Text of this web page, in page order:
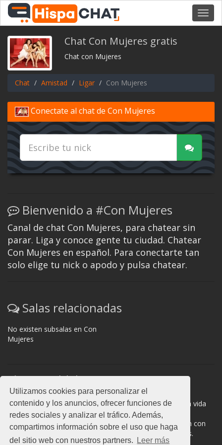
Utilizamos cookies para personalizar el
contenido y los anuncios, ofrecer funciones de
redes sociales y analizar el tráfico. Además,
compartimos información sobre el uso que haga
del sitio web con nuestros partners.
Leer más
Chat Con Mujeres gratis
Chat con Mujeres
Chat Amistad Ligar Con Mujeres
Conectate al chat de Con Mujeres
Bienvenido a #Con Mujeres
Canal de chat Con Mujeres, para chatear sin
parar. Liga y conoce gente tu ciudad. Chatear
Con Mujeres en español. Para conectarte tan
solo elige tu nick o apodo y pulsa chatear.
Salas relacionadas
No existen subsalas en Con
Mujeres
Normas del chat
#Con Mujeres es una sala donde participan cientos de
personas. Mantén la educación y compórtate como en la vida
real. La privacidad de los usuarios es muy importante, no
facilites información de terceros. Todas las salas cuentan con
moderadores a los que puedes dirigirte en caso de dudas.